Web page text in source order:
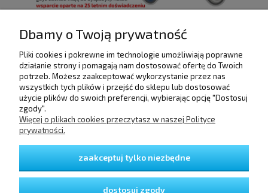
POMOC
DOSTAWA I PŁATNOŚCI
GWARANCJA I ZWROTY
Dbamy o Twoją prywatność
Pliki cookies i pokrewne im technologie umożliwiają poprawne
działanie strony i pomagają nam dostosować ofertę do Twoich
potrzeb. Możesz zaakceptować wykorzystanie przez nas
wszystkich tych plików i przejść do sklepu lub dostosować
użycie plików do swoich preferencji, wybierając opcję "Dostosuj
zgody".
Więcej o plikach cookies przeczytasz w naszej Polityce
prywatności.
zaakceptuj tylko niezbędne
dostosuj zgody